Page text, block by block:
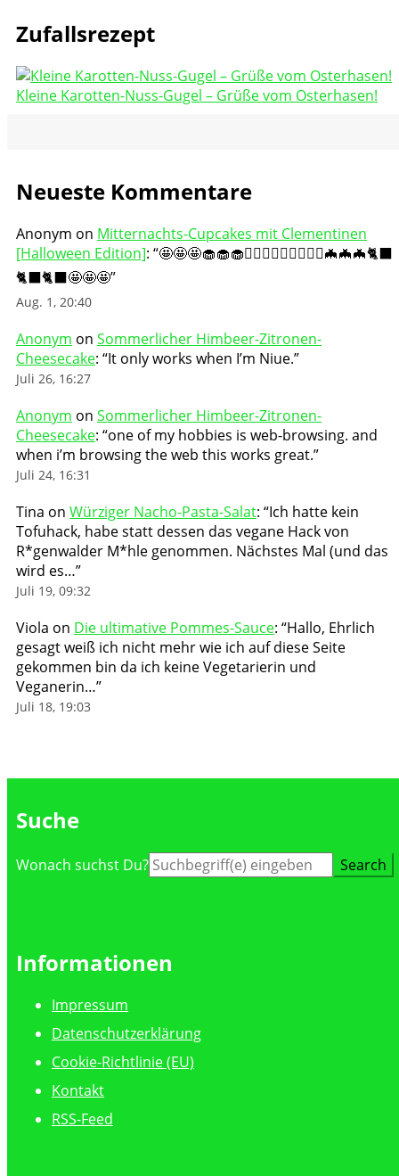
Zufallsrezept
Kleine Karotten-Nuss-Gugel – Grüße vom Osterhasen!
Neueste Kommentare
Anonym on Mitternachts-Cupcakes mit Clementinen
[Halloween Edition]: “🤩🤩🤩🧁🧁🧁🧛🏻‍♀️🧛🏻‍♀️🧛🏻‍♀️🦇🦇🦇🐈‍⬛
🐈‍⬛🐈‍⬛🤩🤩🤩”
Aug. 1, 20:40
Anonym on Sommerlicher Himbeer-Zitronen-
Cheesecake: “It only works when I’m Niue.”
Juli 26, 16:27
Anonym on Sommerlicher Himbeer-Zitronen-
Cheesecake: “one of my hobbies is web-browsing. and
when i’m browsing the web this works great.”
Juli 24, 16:31
Tina on Würziger Nacho-Pasta-Salat: “Ich hatte kein
Tofuhack, habe statt dessen das vegane Hack von
R*genwalder M*hle genommen. Nächstes Mal (und das
wird es…”
Juli 19, 09:32
Viola on Die ultimative Pommes-Sauce: “Hallo, Ehrlich
gesagt weiß ich nicht mehr wie ich auf diese Seite
gekommen bin da ich keine Vegetarierin und
Veganerin…”
Juli 18, 19:03
Suche
Suche
Wonach suchst Du?
Informationen
Impressum
Datenschutzerklärung
Cookie-Richtlinie (EU)
Kontakt
RSS-Feed